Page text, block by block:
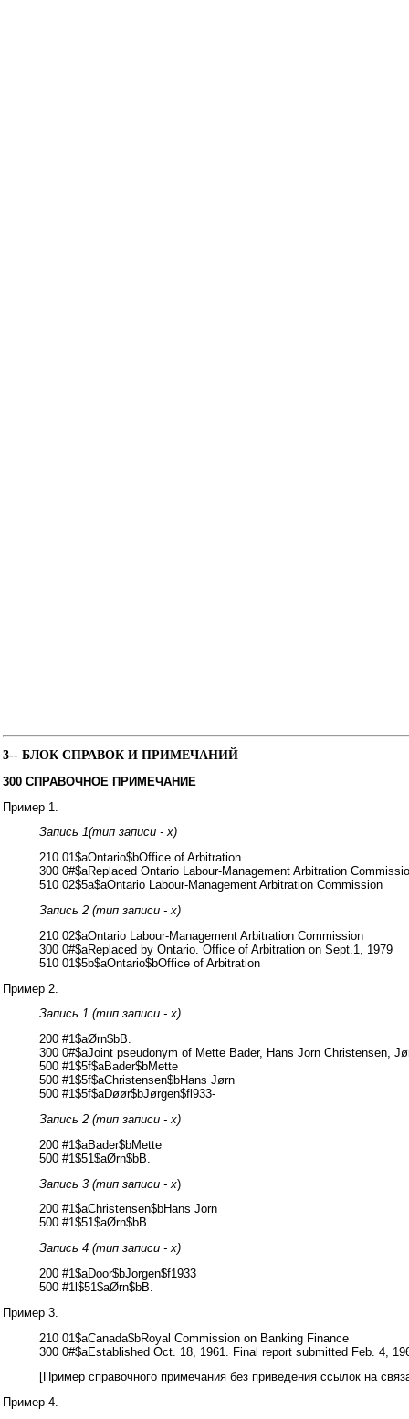
3-- БЛОК СПРАВОК И ПРИМЕЧАНИЙ
300 СПРАВОЧНОЕ ПРИМЕЧАНИЕ
Пример 1.
Запись 1(тип записи - x)
210 01$aOntario$bOffice of Arbitration
300 0#$aReplaced Ontario Labour-Management Arbitration
510 02$5a$aOntario Labour-Management Arbitration Commission
Запись 2 (тип записи - x)
210 02$aOntario Labour-Management Arbitration Commission
300 0#$aReplaced by Ontario. Office of Arbitration on Sept.1, 1979
510 01$5b$aOntario$bOffice of Arbitration
Пример 2.
Запись 1 (тип записи - x)
200 #1$aØrn$bB.
300 0#$aJoint pseudonym of Mette Bader, Hans Jorn Christensen,
500 #1$5f$aBader$bMette
500 #1$5f$aChristensen$bHans Jørn
500 #1$5f$aDøør$bJørgen$fl933-
Запись 2 (тип записи - x)
200 #1$aBader$bMette
500 #1$51$aØrn$bB.
Запись 3 (тип записи - x)
200 #1$aChristensen$bHans Jorn
500 #1$51$aØrn$bB.
Запись 4 (тип записи - x)
200 #1$aDoor$bJorgen$f1933
500 #1l$51$aØrn$bB.
Пример 3.
210 01$aCanada$bRoyal Commission on Banking Finance
300 0#$aEstablished Oct. 18, 1961. Final report submitted Feb. 4,
[Пример справочного примечания без приведения ссылок на
Пример 4.